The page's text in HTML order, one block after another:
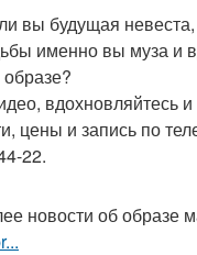
вы будущая
именно вы муза и
вдохновляйтесь
цены и запись по
22.
новости об образе